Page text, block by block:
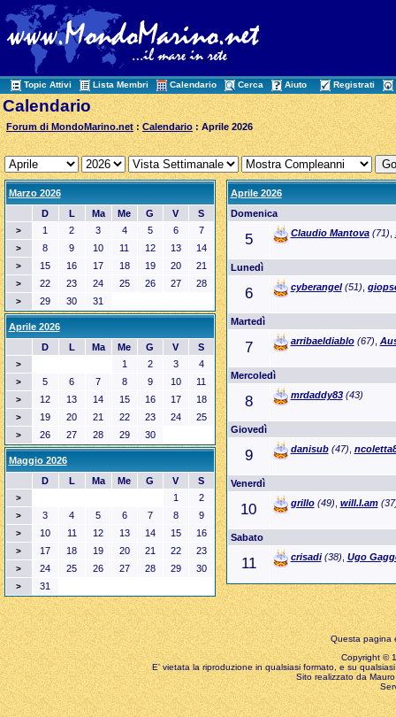
Topic Attivi Lista Membri Calendario Cerca Aiuto Registrati
Calendario
Forum di MondoMarino.net :Calendario : Aprile 2026
Marzo 2026
D
L Ma Me G V S
> 1 2 3 4 5 6 7
> 8 9 10 11 12 13 14
> 15 16 17 18 19 20 21
> 22 23 24 25 26 27 28
> 29 30 31
Aprile 2026
Domenica
5 Claudio Mantova(71),
Lunedì
6 cyberangel(51),
Martedì
7 arribaeldiablo(67),
Mercoledì
8 mrdaddy83(43)
Giovedì
9 danisub(47),
Venerdì
10 grillo(49), will.I.am
Sabato
11 crisadi(38), Ugo
Aprile 2026
D
L Ma Me G V S
> 1 2 3 4
> 5 6 7 8 9 10 11
> 12 13 14 15 16 17 18
> 19 20 21 22 23 24 25
> 26 27 28 29 30
Maggio 2026
D
L Ma Me G V S
> 1 2
> 3 4 5 6 7 8 9
> 10 11 12 13 14 15 16
> 17 18 19 20 21 22 23
> 24 25 26 27 28 29 30
> 31
Questa pagina
Copyright ©
E' vietata la riproduzione in qualsiasi formato, e su
Sito realizzato da